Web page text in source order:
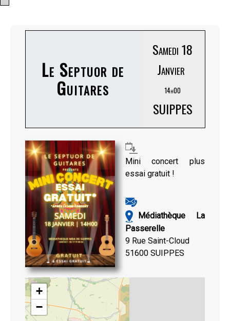
Le Septuor de
Guitares
Samedi 18
Janvier
14h00
SUIPPES
Mini concert plus
essai gratuit !
Médiathèque La
Passerelle
9 Rue Saint-Cloud
51600 SUIPPES
+
−